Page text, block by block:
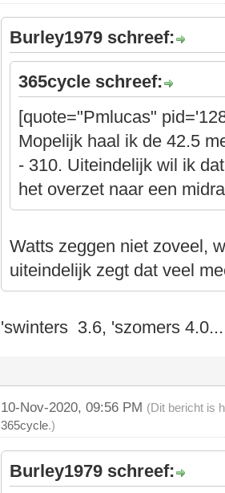
Burley1979 schreef:
365cycle schreef:
[quote="Pmlucas"
Mopelijk haal ik de 42.5
- 310. Uiteindelijk wil ik
het overzet naar een
Watts zeggen niet zoveel,
uiteindelijk zegt dat veel
'swinters 3.6, 'szomers
10-Nov-2020, 09:56 PM (Dit bericht is
365cycle.)
Burley1979 schreef: